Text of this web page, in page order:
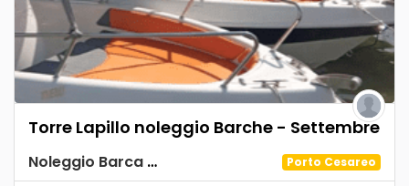
Torre Lapillo noleggio Barche - Settembre
Noleggio Barca Spiaggia Tabù Porto Cesareo